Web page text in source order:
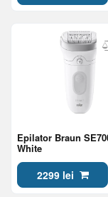
Epilator Braun
White
2299 lei